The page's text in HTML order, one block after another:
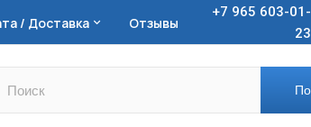
/ Доставка Отзывы
+7 965 603-01-
23